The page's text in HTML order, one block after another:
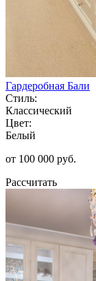
Гардеробная Бали
Стиль:
Классический
Цвет:
Белый
от 100 000 руб.
Рассчитать